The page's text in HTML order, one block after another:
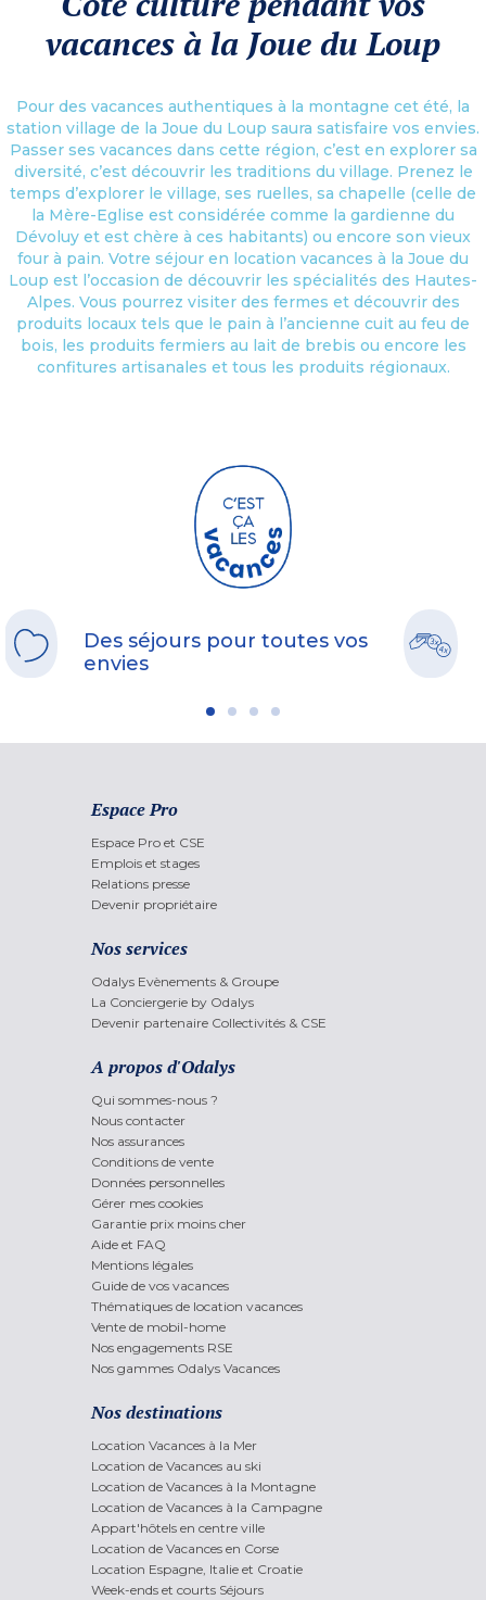
vacances à la Joue du Loup
Pour des vacances authentiques à la montagne cet été, la
station village de la Joue du Loup saura satisfaire vos envies.
Passer ses vacances dans cette région, c’est en explorer sa
diversité, c’est découvrir les traditions du village. Prenez le
temps d’explorer le village, ses ruelles, sa chapelle (celle de
la Mère-Eglise est considérée comme la gardienne du
Dévoluy et est chère à ces habitants) ou encore son vieux
four à pain. Votre séjour en location vacances à la Joue du
Loup est l’occasion de découvrir les spécialités des Hautes-
Alpes. Vous pourrez visiter des fermes et découvrir des
produits locaux tels que le pain à l’ancienne cuit au feu de
bois, les produits fermiers au lait de brebis ou encore les
confitures artisanales et tous les produits régionaux.
Des séjours pour toutes vos
envies
Espace Pro
Espace Pro et CSE
Emplois et stages
Relations presse
Devenir propriétaire
Nos services
Odalys Evènements & Groupe
La Conciergerie by Odalys
Devenir partenaire Collectivités & CSE
A propos d'Odalys
Qui sommes-nous ?
Nous contacter
Nos assurances
Conditions de vente
Données personnelles
Gérer mes cookies
Garantie prix moins cher
Aide et FAQ
Mentions légales
Guide de vos vacances
Thématiques de location vacances
Vente de mobil-home
Nos engagements RSE
Nos gammes Odalys Vacances
Nos destinations
Location Vacances à la Mer
Location de Vacances au ski
Location de Vacances à la Montagne
Location de Vacances à la Campagne
Appart'hôtels en centre ville
Location de Vacances en Corse
Location Espagne, Italie et Croatie
Week-ends et courts Séjours